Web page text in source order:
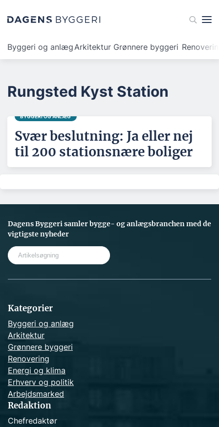
Byggeri og anlægArkitektur Grønnere byggeri
Rungsted Kyst Station
BYGGERI OG ANLÆG
Svær beslutning: Ja eller nej
til 200 stationsnære boliger
Dagens Byggeri samler bygge- og anlægsbranchen med de
vigtigste nyheder
Kategorier
Byggeri og anlæg
Arkitektur
Grønnere byggeri
Renovering
Energi og klima
Erhverv og politik
Arbejdsmarked
Redaktion
Chefredaktør